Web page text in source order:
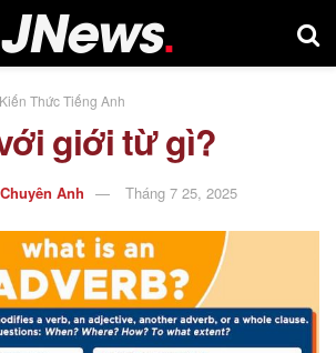
Kiến Thức Tiếng Anh
giới từ gì?
Anh Tháng 7 25, 2025